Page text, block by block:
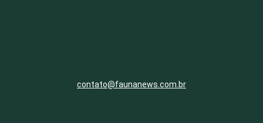
contato@faunanews.com.br